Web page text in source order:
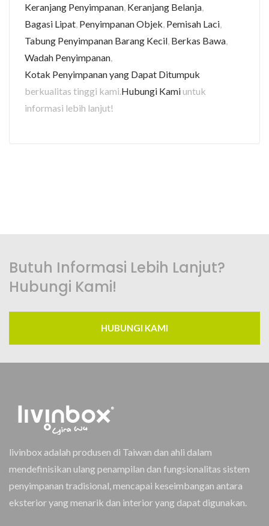
Keranjang Penyimpanan Keranjang Belanja
Bagasi Lipat Penyimpanan Objek Pemisah Laci
Tabung Penyimpanan Barang Kecil Berkas Bawa
Wadah Penyimpanan
Kotak Penyimpanan yang Dapat Ditumpuk
berkualitas tinggi kami. Hubungi Kamiuntuk
informasi lebih lanjut!
Butuh Informasi Lebih Lanjut?
Hubungi Kami!
HUBUNGI KAMI
livinbox adalah produsen di Taiwan dan ahli dalam
mendefinisikan ulang penampilan dan fungsionalitas sistem
penyimpanan tradisional, mencapai keseimbangan antara
eksterior yang menarik dan interior yang dapat digunakan.